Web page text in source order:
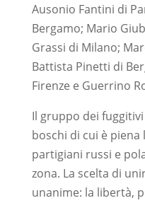
Ausonio Fantini di
Bergamo; Mario
Grassi di Milano;
Battista Pinetti di
Firenze e Guerrino
Il gruppo dei
boschi di cui è piena
partigiani russi e
zona. La scelta di
unanime: la libertà,